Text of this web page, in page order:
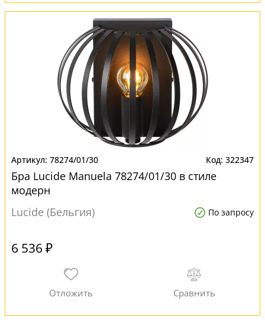
78274/01/30 322347
Бра Lucide Manuela 78274/01/30 в стиле
модерн
Lucide (Бельгия)
По запросу
6 536 ₽